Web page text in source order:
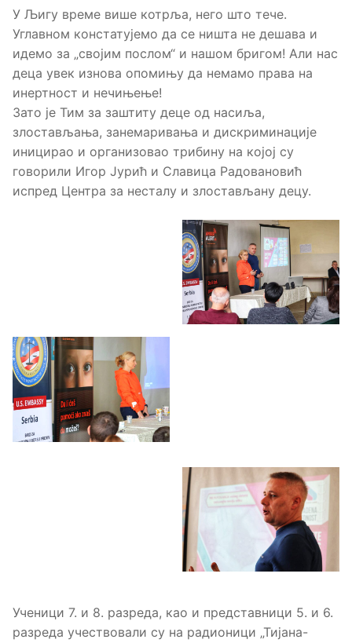
У Љигу време више котрља, него што тече.
Углавном констатујемо да се ништа не дешава и
идемо за „својим послом“ и нашом бригом! Али нас
деца увек изнова опомињу да немамо права на
инертност и нечињење!
Зато је Тим за заштиту деце од насиља,
злостављања, занемаривања и дискриминације
иницирао и организовао трибину на којој су
говорили Игор Јурић и Славица Радовановић
испред Центра за несталу и злостављану децу.
Ученици 7. и 8. разреда, као и представници 5. и 6.
разреда учествовали су на радионици „Тијана-